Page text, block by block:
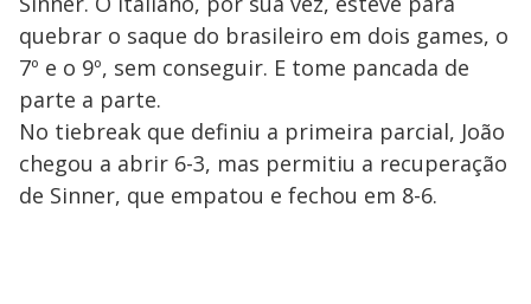
quebrar o saque do brasileiro em dois games, o
7º e o 9º, sem conseguir. E tome pancada de
parte a parte.
No tiebreak que definiu a primeira parcial, João
chegou a abrir 6-3, mas permitiu a recuperação
de Sinner, que empatou e fechou em 8-6.